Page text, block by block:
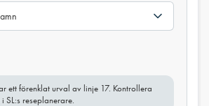
ett förenklat urval av linje 17. Kontrollera
SL:s reseplanerare.